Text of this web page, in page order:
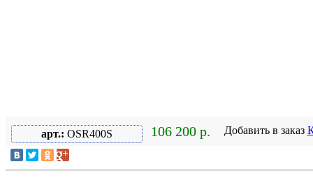
арт.: OSR400S 106 200 р. Добавить в заказ